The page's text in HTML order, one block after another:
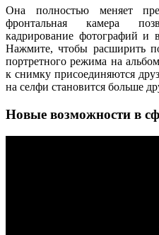
Она полностью меняет
фронтальная камера
кадрирование фотографий и
Нажмите, чтобы расширить
портретного режима на
к снимку присоединяются
на селфи становится больше
Новые возможности в